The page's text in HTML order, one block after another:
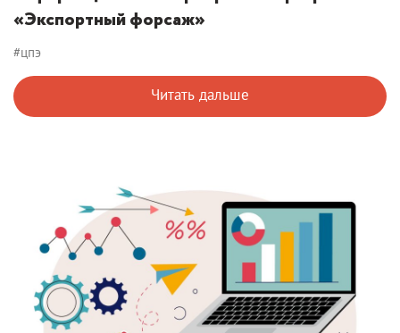
«Экспортный форсаж»
#цпэ
Читать дальше